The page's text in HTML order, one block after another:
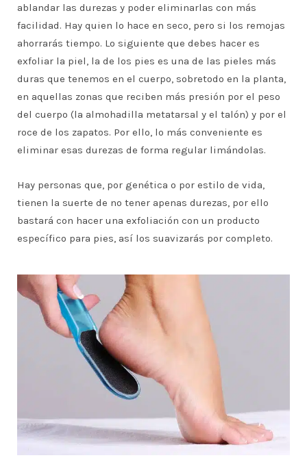
ablandar las durezas y poder eliminarlas con más
facilidad. Hay quien lo hace en seco, pero si los remojas
ahorrarás tiempo. Lo siguiente que debes hacer es
exfoliar la piel, la de los pies es una de las pieles más
duras que tenemos en el cuerpo, sobretodo en la planta,
en aquellas zonas que reciben más presión por el peso
del cuerpo (la almohadilla metatarsal y el talón) y por el
roce de los zapatos. Por ello, lo más conveniente es
eliminar esas durezas de forma regular limándolas.
Hay personas que, por genética o por estilo de vida,
tienen la suerte de no tener apenas durezas, por ello
bastará con hacer una exfoliación con un producto
específico para pies, así los suavizarás por completo.